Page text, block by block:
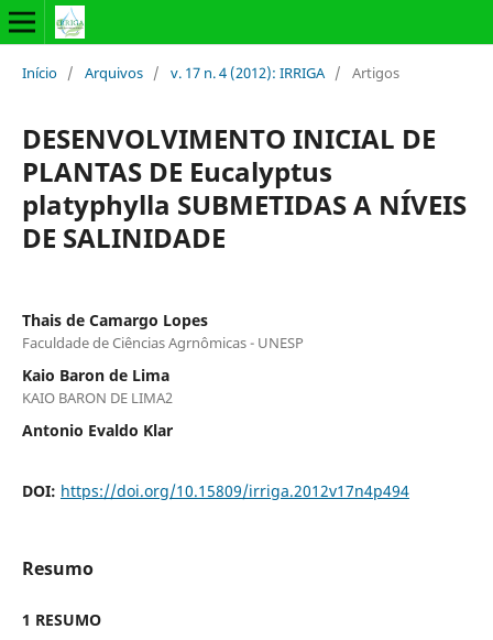
Início / Arquivos / v. 17 n. 4 (2012): IRRIGA / Artigos
DESENVOLVIMENTO INICIAL DE
PLANTAS DE Eucalyptus
platyphylla SUBMETIDAS A NÍVEIS
DE SALINIDADE
Thais de Camargo Lopes
Faculdade de Ciências Agrnômicas - UNESP
Kaio Baron de Lima
KAIO BARON DE LIMA2
Antonio Evaldo Klar
DOI: https://doi.org/10.15809/irriga.2012v17n4p494
Resumo
1 RESUMO